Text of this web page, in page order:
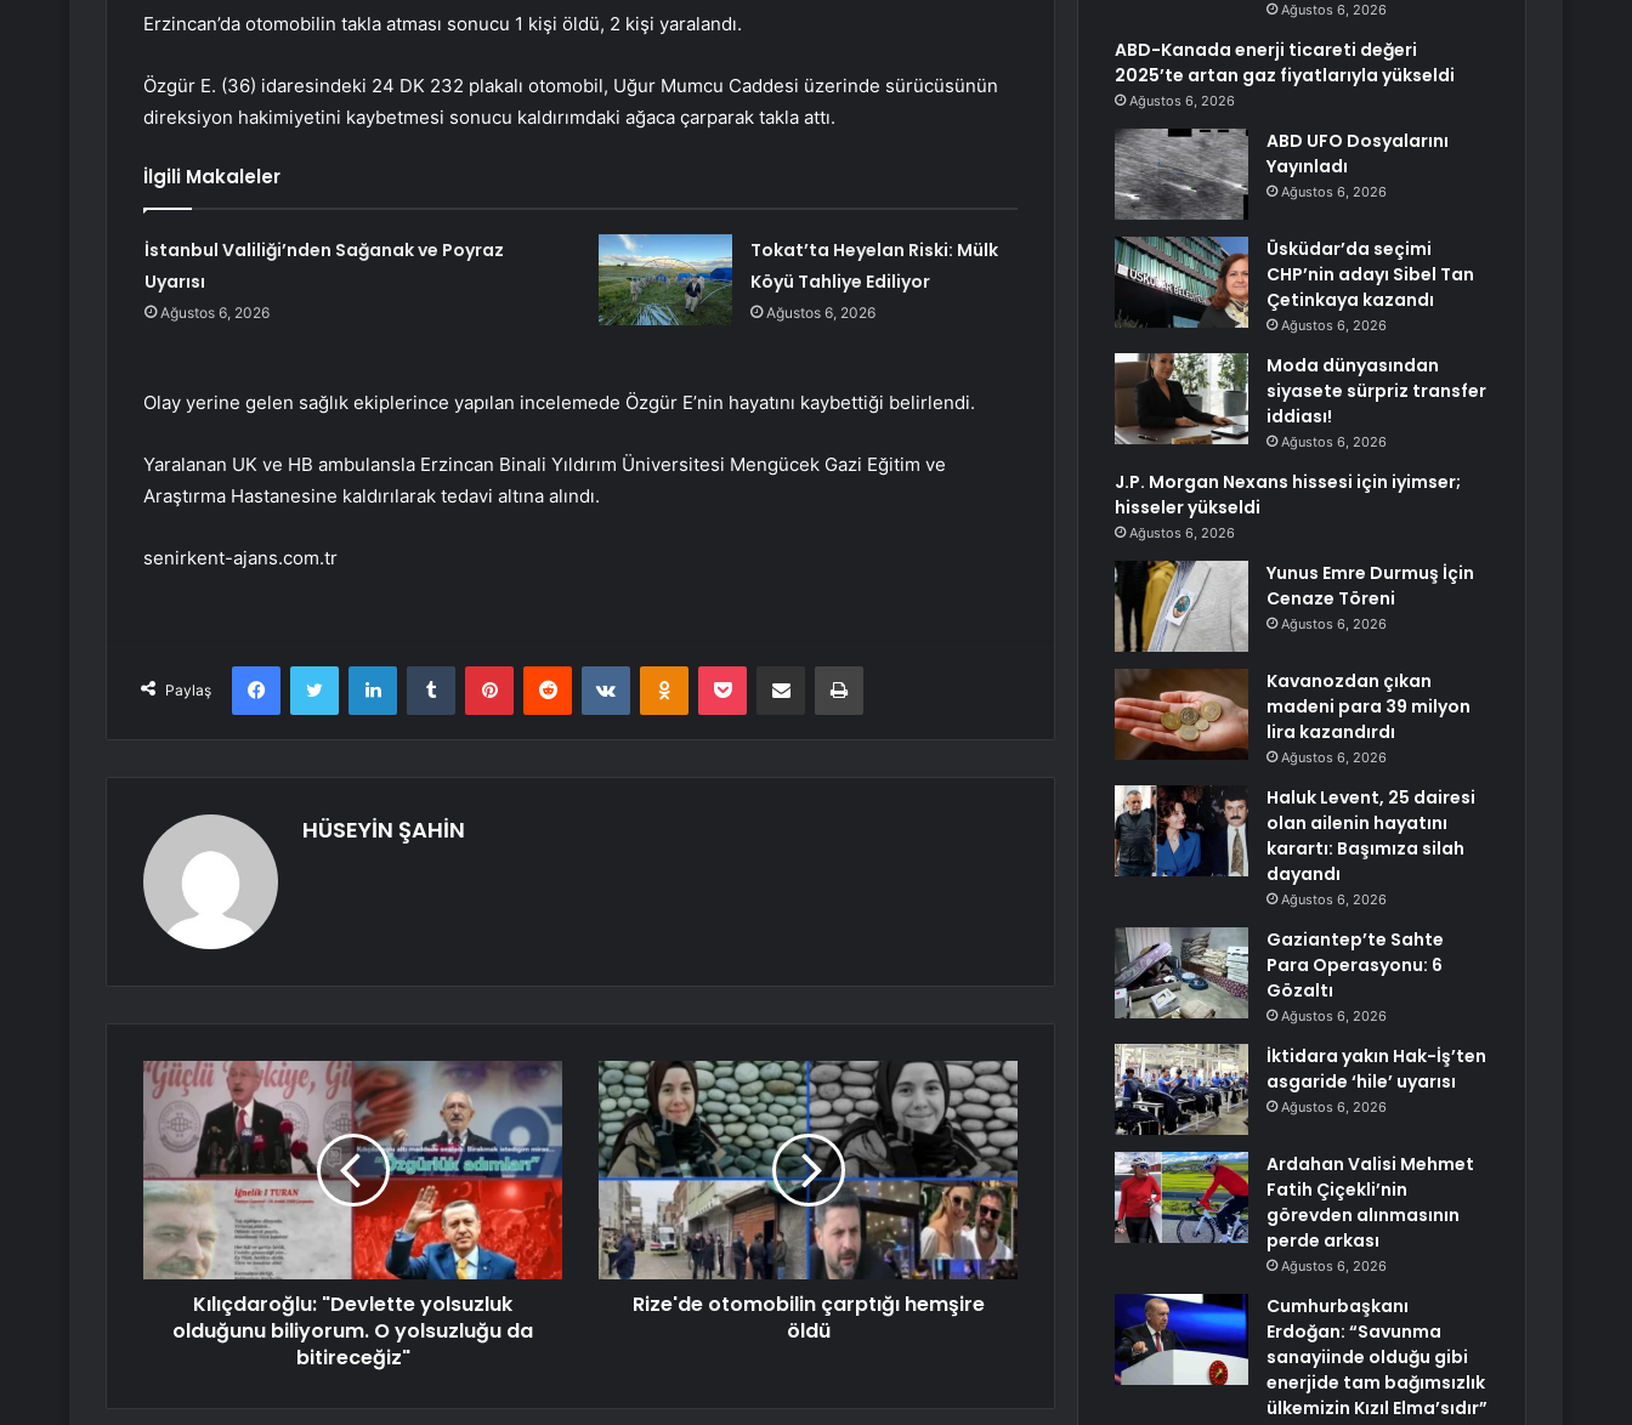
Erzincan’da otomobilin takla atması sonucu 1 kişi öldü, 2 kişi yaralandı.
Özgür E. (36) idaresindeki 24 DK 232 plakalı otomobil, Uğur Mumcu Caddesi üzerinde sürücüsünün
direksiyon hakimiyetini kaybetmesi sonucu kaldırımdaki ağaca çarparak takla attı.
İlgili Makaleler
İstanbul Valiliği’nden Sağanak ve Poyraz
Uyarısı
Ağustos 6, 2026
Tokat’ta Heyelan Riski: Mülk
Köyü Tahliye Ediliyor
Ağustos 6, 2026
Olay yerine gelen sağlık ekiplerince yapılan incelemede Özgür E’nin hayatını kaybettiği belirlendi.
Yaralanan UK ve HB ambulansla Erzincan Binali Yıldırım Üniversitesi Mengücek Gazi Eğitim ve
Araştırma Hastanesine kaldırılarak tedavi altına alındı.
senirkent-ajans.com.tr
Paylaş
FacebookTwitter LinkedInTumblr PinterestReddit VKontakteOdnoklassniki
Pocket E-Posta ile paylaş Yazdır
HÜSEYİN ŞAHİN
Kılıçdaroğlu: "Devlette yolsuzluk
olduğunu biliyorum. O yolsuzluğu da
bitireceğiz"
Rize'de otomobilin çarptığı hemşire
öldü
Ağustos 6, 2026
ABD-Kanada enerji ticareti değeri
2025’te artan gaz fiyatlarıyla yükseldi
Ağustos 6, 2026
ABD UFO Dosyalarını
Yayınladı
Ağustos 6, 2026
Üsküdar’da seçimi
CHP’nin adayı Sibel Tan
Çetinkaya kazandı
Ağustos 6, 2026
Moda dünyasından
siyasete sürpriz transfer
iddiası!
Ağustos 6, 2026
J.P. Morgan Nexans hissesi için iyimser;
hisseler yükseldi
Ağustos 6, 2026
Yunus Emre Durmuş İçin
Cenaze Töreni
Ağustos 6, 2026
Kavanozdan çıkan
madeni para 39 milyon
lira kazandırdı
Ağustos 6, 2026
Haluk Levent, 25 dairesi
olan ailenin hayatını
karartı: Başımıza silah
dayandı
Ağustos 6, 2026
Gaziantep’te Sahte
Para Operasyonu: 6
Gözaltı
Ağustos 6, 2026
İktidara yakın Hak-İş’ten
asgaride ‘hile’ uyarısı
Ağustos 6, 2026
Ardahan Valisi Mehmet
Fatih Çiçekli’nin
görevden alınmasının
perde arkası
Ağustos 6, 2026
Cumhurbaşkanı
Erdoğan: “Savunma
sanayiinde olduğu gibi
enerjide tam bağımsızlık
ülkemizin Kızıl Elma’sıdır”